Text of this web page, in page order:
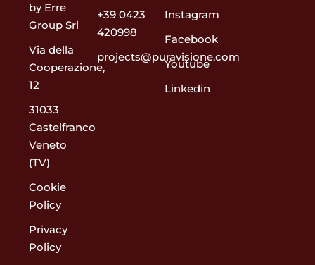
by Erre
Group Srl
Via della
Cooperazione,
12
31033
Castelfranco
Veneto
(TV)
Cookie
Policy
Privacy
Policy
+39 0423
420998
projects@puravisione.com
Instagram
Facebook
Youtube
Linkedin